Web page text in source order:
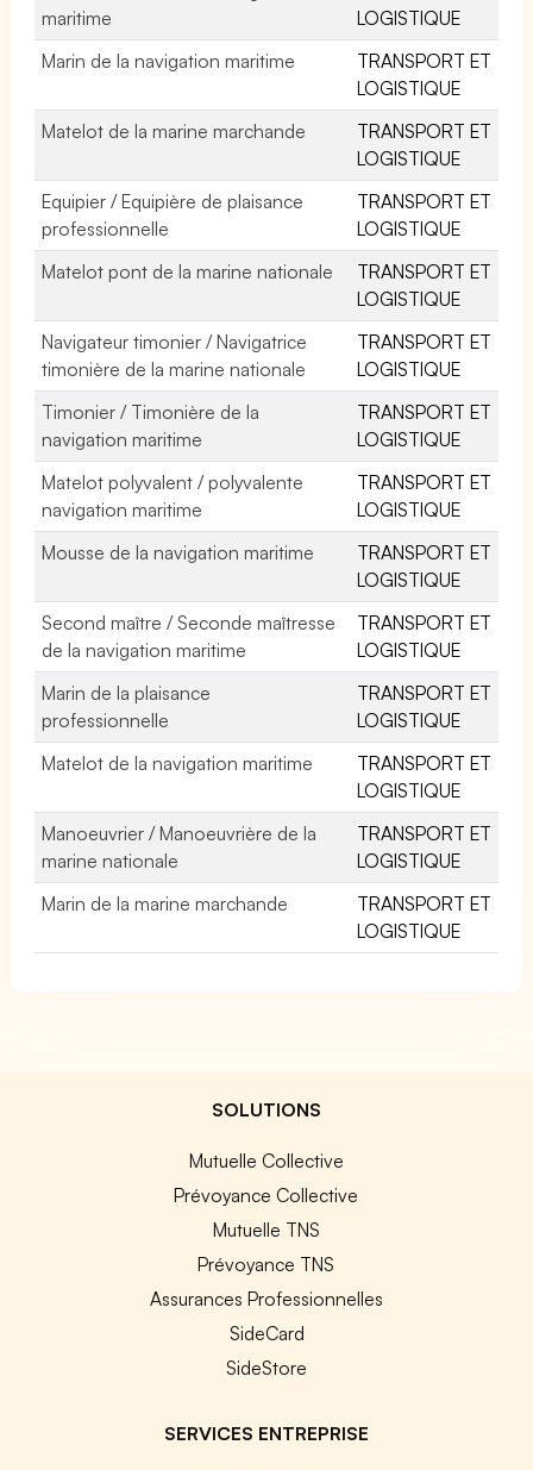
maritime
LOGISTIQUE
Marin de la navigation maritime
TRANSPORT ET
LOGISTIQUE
Matelot de la marine marchande
TRANSPORT ET
LOGISTIQUE
Equipier / Equipière de plaisance
professionnelle
TRANSPORT ET
LOGISTIQUE
Matelot pont de la marine nationale
TRANSPORT ET
LOGISTIQUE
Navigateur timonier / Navigatrice
timonière de la marine nationale
TRANSPORT ET
LOGISTIQUE
Timonier / Timonière de la
navigation maritime
TRANSPORT ET
LOGISTIQUE
Matelot polyvalent / polyvalente
navigation maritime
TRANSPORT ET
LOGISTIQUE
Mousse de la navigation maritime
TRANSPORT ET
LOGISTIQUE
Second maître / Seconde maîtresse
de la navigation maritime
TRANSPORT ET
LOGISTIQUE
Marin de la plaisance
professionnelle
TRANSPORT ET
LOGISTIQUE
Matelot de la navigation maritime
TRANSPORT ET
LOGISTIQUE
Manoeuvrier / Manoeuvrière de la
marine nationale
TRANSPORT ET
LOGISTIQUE
Marin de la marine marchande
TRANSPORT ET
LOGISTIQUE
SOLUTIONS
Mutuelle Collective
Prévoyance Collective
Mutuelle TNS
Prévoyance TNS
Assurances Professionnelles
SideCard
SideStore
SERVICES ENTREPRISE